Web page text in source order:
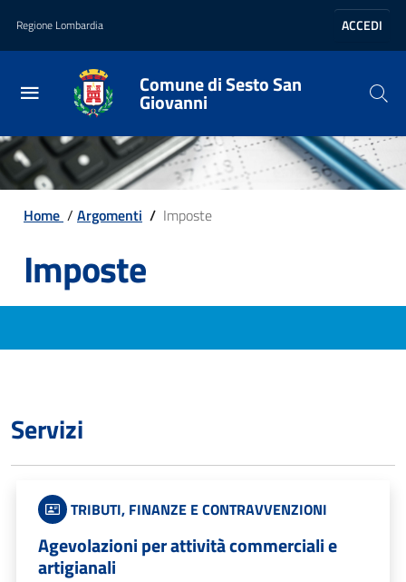
Vai al contenuto principale
Vai al footer
Regione Lombardia ACCEDI
Comune di Sesto San
Giovanni
Home / Argomenti / Imposte
Imposte
Servizi
TRIBUTI, FINANZE E CONTRAVVENZIONI
Agevolazioni per attività commerciali e
artigianali